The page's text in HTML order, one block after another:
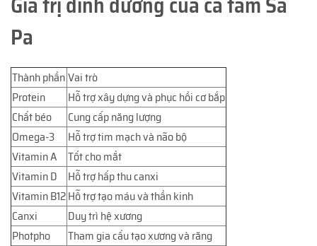
Pa
Thành phầnVai trò
Protein
Hỗ trợ xây dựng và phục hồi cơ bắp
Chất béo
Cung cấp năng lượng
Omega-3
Hỗ trợ tim mạch và não bộ
Vitamin A
Tốt cho mắt
Vitamin D
Hỗ trợ hấp thu canxi
Vitamin B12Hỗ trợ tạo máu và thần kinh
Canxi
Duy trì hệ xương
Photpho
Tham gia cấu tạo xương và răng